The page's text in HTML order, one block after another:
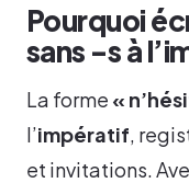
Pourquoi
sans -s à
La forme «
l’impératif,
et invitations.